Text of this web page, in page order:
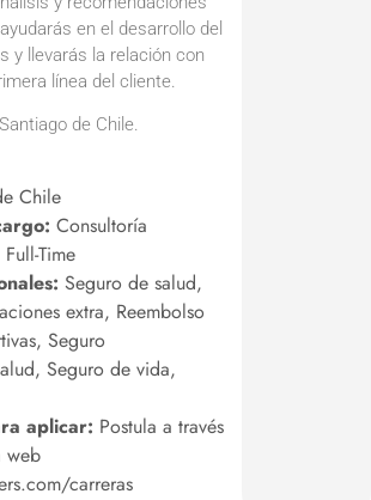
en el desarrollo del
y llevarás la relación con
línea del cliente.
de Chile.
Chile
Consultoría
Full-Time
Seguro de salud,
extra, Reembolso
Seguro
Seguro de vida,
aplicar: Postula a través
web
carreras